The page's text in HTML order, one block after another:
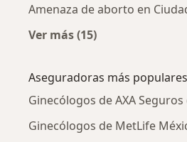
Amenaza de aborto en
Ver más (15)
Aseguradoras más populares
Ginecólogos de AXA Seguros
Ginecólogos de MetLife